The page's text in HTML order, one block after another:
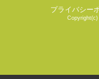
プライバシー
Copyright(c)